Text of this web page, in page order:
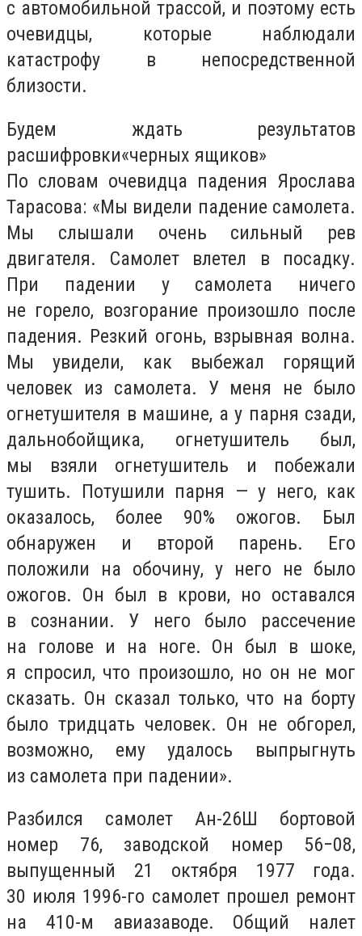
с автомобильной трассой, и поэтому есть
очевидцы, которые наблюдали
катастрофу в непосредственной
близости.
Будем ждать результатов
расшифровки«черных ящиков»
По словам очевидца падения Ярослава
Тарасова: «Мы видели падение самолета.
Мы слышали очень сильный рев
двигателя. Самолет влетел в посадку.
При падении у самолета ничего
не горело, возгорание произошло после
падения. Резкий огонь, взрывная волна.
Мы увидели, как выбежал горящий
человек из самолета. У меня не было
огнетушителя в машине, а у парня сзади,
дальнобойщика, огнетушитель был,
мы взяли огнетушитель и побежали
тушить. Потушили парня — у него, как
оказалось, более 90% ожогов. Был
обнаружен и второй парень. Его
положили на обочину, у него не было
ожогов. Он был в крови, но оставался
в сознании. У него было рассечение
на голове и на ноге. Он был в шоке,
я спросил, что произошло, но он не мог
сказать. Он сказал только, что на борту
было тридцать человек. Он не обгорел,
возможно, ему удалось выпрыгнуть
из самолета при падении».
Разбился самолет Ан-26Ш бортовой
номер 76, заводской номер 56−08,
выпущенный 21 октября 1977 года.
30 июля 1996-го самолет прошел ремонт
на 410-м авиазаводе. Общий налет